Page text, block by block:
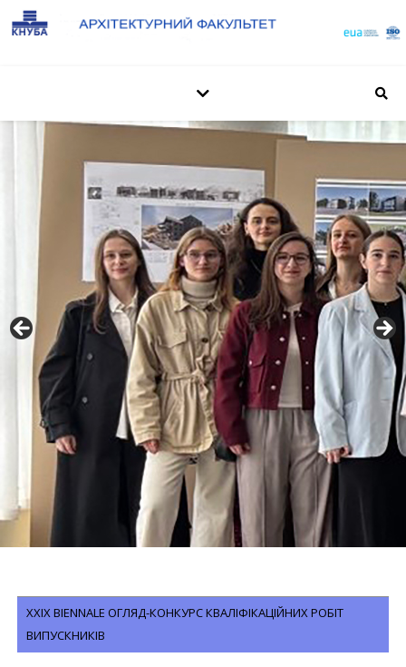
ХХIХ BIENNALE ОГЛЯД-КОНКУРС КВАЛІФІКАЦІЙНИХ РОБІТ
ВИПУСКНИКІВ